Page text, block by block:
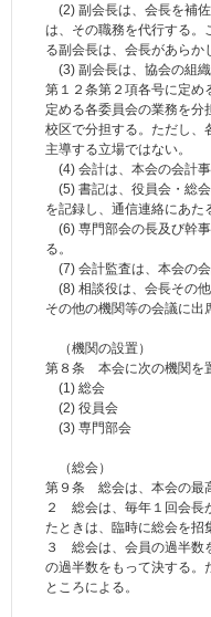
(2) 副会長は、会長を補
は、その職務を代行する。
る副会長は、会長があらか
(3) 副会長は、協会の組織
第１２条第２項各号に定め
定める各委員会の業務を分
校区で分担する。ただし、
主導する立場ではない。
(4) 会計は、本会の会計事
(5) 書記は、役員会・総
を記録し、通信連絡にあた
(6) 専門部会の長及び幹
る。
(7) 会計監査は、本会の会
(8) 相談役は、会長その
その他の機関等の会議に出
（機関の設置）
第８条 本会に次の機関を
(1) 総会
(2) 役員会
(3) 専門部会
（総会）
第９条 総会は、本会の最
２ 総会は、毎年１回会長
たときは、臨時に総会を招
３ 総会は、会員の過半数
の過半数をもって決する。
ところによる。